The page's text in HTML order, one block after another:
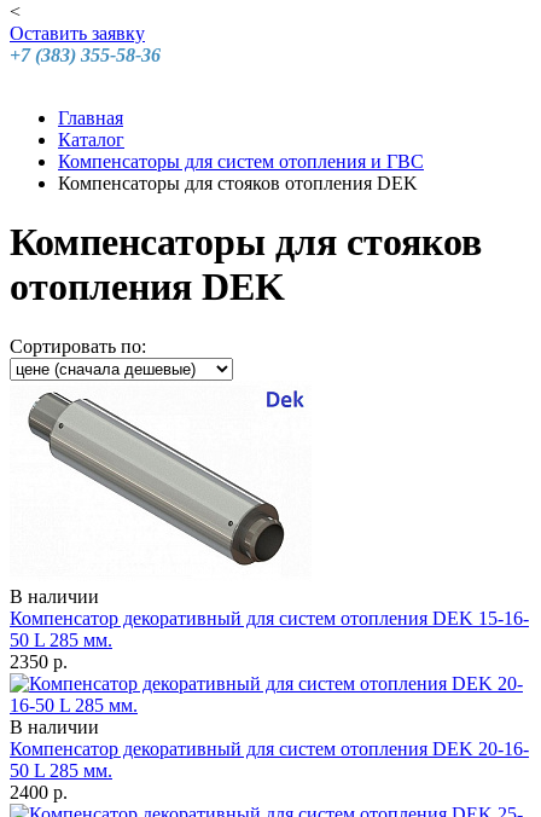
<
Оставить заявку
+7 (383) 355-58-36
Главная
Каталог
Компенсаторы для систем отопления и ГВС
Компенсаторы для стояков отопления DEK
Компенсаторы для стояков
отопления DEK
Сортировать по:
В наличии
Компенсатор декоративный для систем отопления DEK 15-16-
50 L 285 мм.
2350 р.
В наличии
Компенсатор декоративный для систем отопления DEK 20-16-
50 L 285 мм.
2400 р.